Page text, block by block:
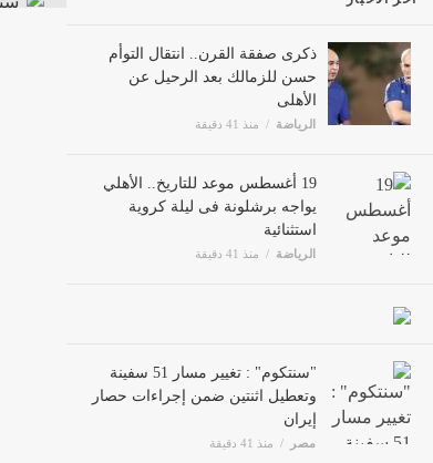
ذكرى صفقة القرن.. انتقال التوأم
حسن للزمالك بعد الرحيل عن
الأهلى
الرياضة
19 أغسطس موعد للتاريخ.. الأهلي
يواجه برشلونة فى ليلة كروية
استثنائية
الرياضة
وتعطيل اثنتين ضمن إجراءات حصار
إيران
مصر